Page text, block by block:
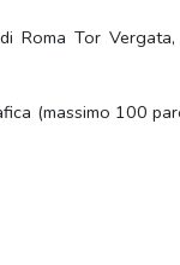
Roma Tor
(massimo 100